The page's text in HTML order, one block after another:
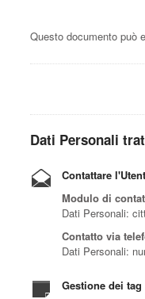
Questo documento può
Dati Personali
Contattare
Modulo di
Dati Personali:
Contatto via
Dati Personali:
Gestione dei tag